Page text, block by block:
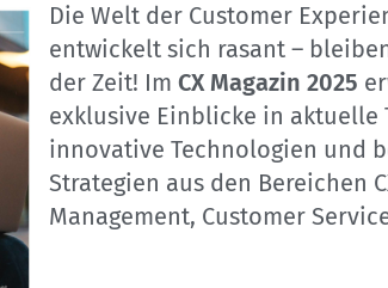
Die Welt der Customer
entwickelt sich rasant –
der Zeit! Im CX Magazin 2025
exklusive Einblicke in aktuelle
innovative Technologien und
Strategien aus den Bereichen
Management, Customer